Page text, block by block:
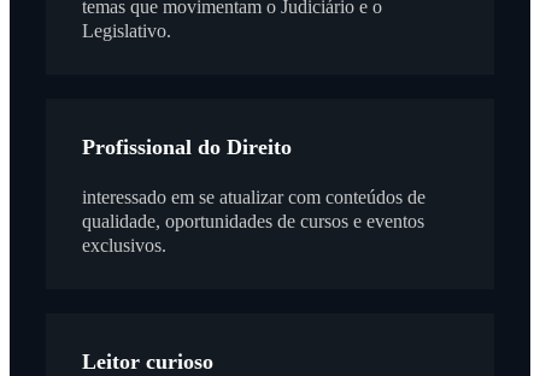
temas que movimentam o Judiciário e o
Legislativo.
Profissional do Direito
interessado em se atualizar com conteúdos de
qualidade, oportunidades de cursos e eventos
exclusivos.
Leitor curioso